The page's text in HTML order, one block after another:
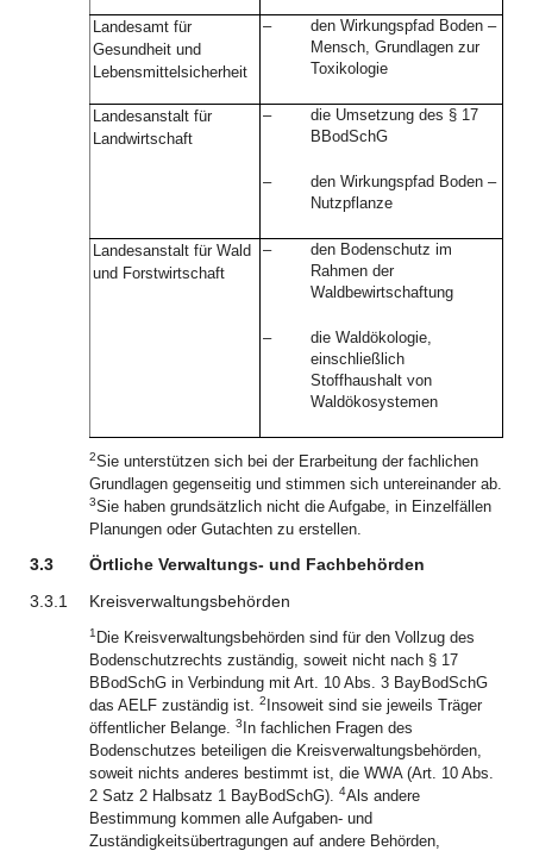
Landesamt für
Gesundheit und
Lebensmittelsicherheit
–
den Wirkungspfad Boden –
Mensch, Grundlagen zur
Toxikologie
Landesanstalt für
Landwirtschaft
–
die Umsetzung des § 17
BBodSchG
–
den Wirkungspfad Boden –
Nutzpflanze
Landesanstalt für Wald
und Forstwirtschaft
–
den Bodenschutz im
Rahmen der
Waldbewirtschaftung
–
die Waldökologie,
einschließlich
Stoffhaushalt von
Waldökosystemen
2Sie unterstützen sich bei der Erarbeitung der fachlichen
Grundlagen gegenseitig und stimmen sich untereinander ab.
3Sie haben grundsätzlich nicht die Aufgabe, in Einzelfällen
Planungen oder Gutachten zu erstellen.
3.3
Örtliche Verwaltungs- und Fachbehörden
3.3.1
Kreisverwaltungsbehörden
1 Die Kreisverwaltungsbehörden sind für den Vollzug des
Bodenschutzrechts zuständig, soweit nicht nach § 17
BBodSchG in Verbindung mit Art. 10 Abs. 3 BayBodSchG
das AELF zuständig ist. 2 Insoweit sind sie jeweils Träger
öffentlicher Belange. 3 In fachlichen Fragen des
Bodenschutzes beteiligen die Kreisverwaltungsbehörden,
soweit nichts anderes bestimmt ist, die WWA (Art. 10 Abs.
2 Satz 2 Halbsatz 1 BayBodSchG). 4Als andere
Bestimmung kommen alle Aufgaben- und
Zuständigkeitsübertragungen auf andere Behörden,